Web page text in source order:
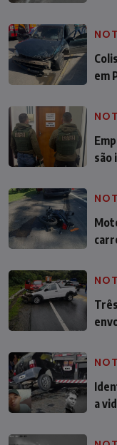
em
são
a